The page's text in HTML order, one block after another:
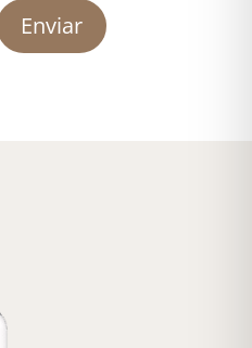
Enviar